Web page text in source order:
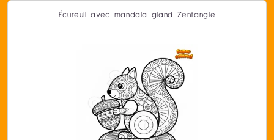
Écureuil avec mandala gland Zentangle